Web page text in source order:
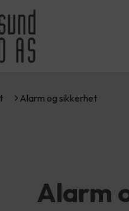
Alarm og sikkerhet
Alarm